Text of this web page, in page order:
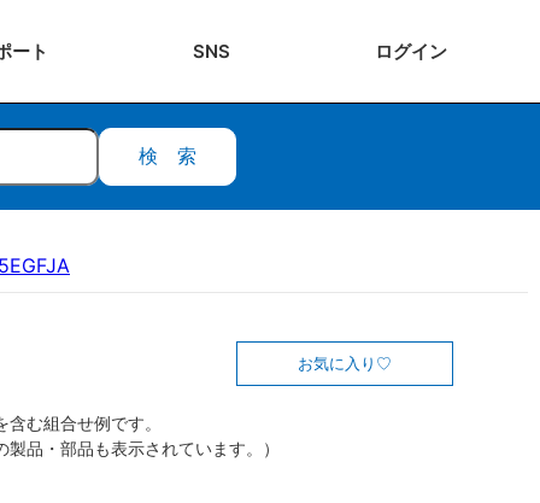
ート SNS ログイン
検索
お気に入り
む組合せ例です。
製品・部品も表示されています。）